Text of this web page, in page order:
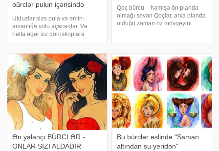
bürclər pulun içərisində
Ulduzlar sizə pula və əmin-
amanlığa yolu açacaqlar. Və
hətta əgər siz qoroskoplara
inanmırsınızsa, çətin ki, əlverişli
hansılar ki, maliyyə işlərinin
həllində sizə kömək edəcəklər.
Qoç. Ayı
Qoç bürcü – həmişə ön planda
olmağı sevən Qoçlar, arxa planda
olduğu zaman öz mövqeyini
qısqanclıq hissi onu rahat
buraxmır. Qısqanclığ
Ən yalançı BÜRCLƏR -
ONLAR SİZİ ALDADIR
Bu bürclər əslində "Saman
altından su yeridən"